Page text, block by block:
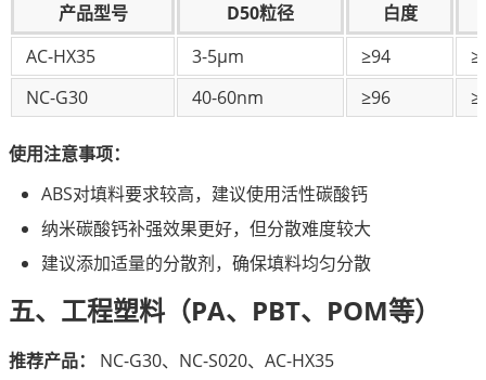
产品型号 D50粒径
白度
AC-HX35
3-5μm ≥94
NC-G30
40-60nm ≥96
使用注意事项：
ABS对填料要求较高，建议使用活性碳酸钙
纳米碳酸钙补强效果更好，但分散难度较大
建议添加适量的分散剂，确保填料均匀分散
五、工程塑料（PA、PBT、POM等）
推荐产品：
NC-G30、NC-S020、AC-HX35